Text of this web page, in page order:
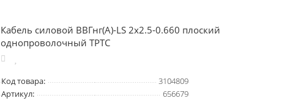
Кабель силовой ВВГнг(А)-LS 2х2.5-0.660 плоский
однопроволочный ТРТС
Код товара:
3104809
Артикул:
656679